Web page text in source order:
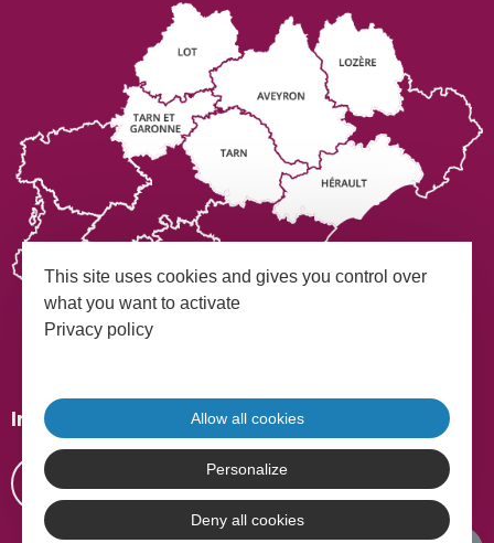
Inscrivez-vous à notre Newsletter
This site uses cookies and gives you control over
what you want to activate
Privacy policy
Allow all cookies
Personalize
Deny all cookies